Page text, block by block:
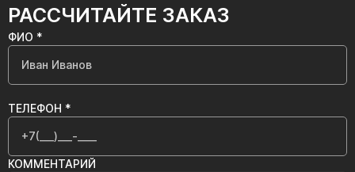
РАССЧИТАЙТЕ ЗАКАЗ
ФИО *
ТЕЛЕФОН *
КОММЕНТАРИЙ